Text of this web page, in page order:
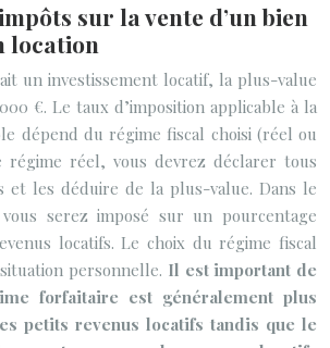
sur la vente d’un bien
location
un investissement locatif, la plus-value
€. Le taux d’imposition applicable à la
dépend du régime fiscal choisi (réel ou
régime réel, vous devrez déclarer tous
et les déduire de la plus-value. Dans le
serez imposé sur un pourcentage
locatifs. Le choix du régime fiscal
personnelle. Il est important de
forfaitaire est généralement plus
petits revenus locatifs tandis que le